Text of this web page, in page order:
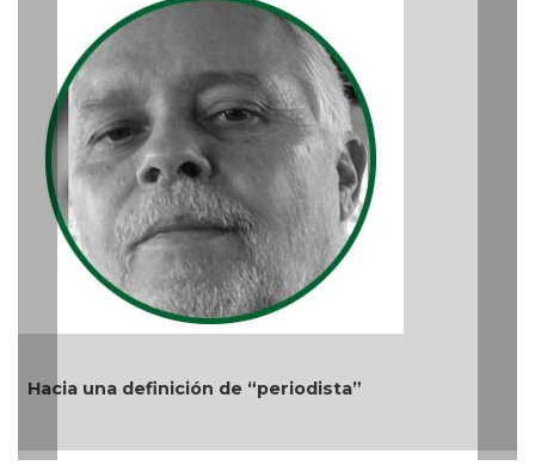
El debate de la Protección de los Derechos de las
Audiencias
Ago 05, 2026 / 11:33 AM